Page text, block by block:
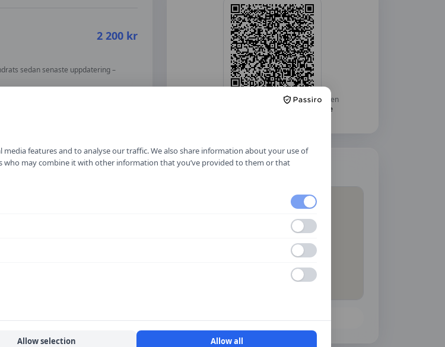
2 200kr
sedan senaste uppdatering –
Skanna med mobilkameran — telefonen
Huddinge
Hitta hit
Öppna i Google Maps
features and to analyse our traffic. We also share information about your use of
may combine it with other information that you’ve provided to them or that
Allow selection Allow all